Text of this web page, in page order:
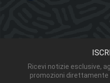
Ricevi notizie esclusive,
promozioni direttamente